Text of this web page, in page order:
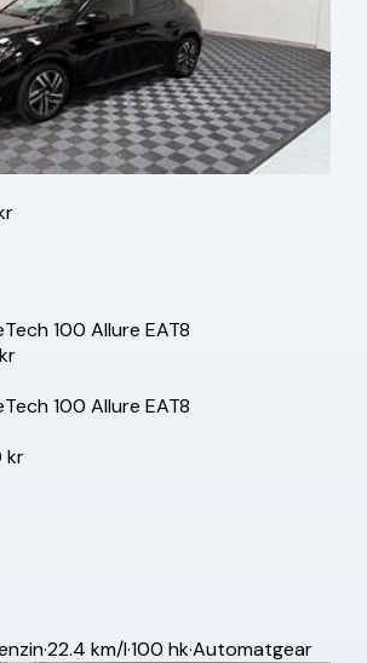
100 Allure EAT8
100 Allure EAT8
kr
·22.4 km/l·100 hk·Automatgear